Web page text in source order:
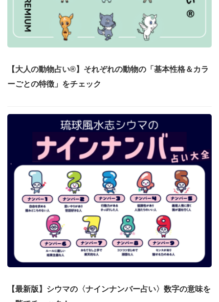
【大人の動物占い®】それぞれの動物の「基本性格＆カラ
ーごとの特徴」をチェック
【最新版】シウマの〈ナインナンバー占い〉数字の意味を